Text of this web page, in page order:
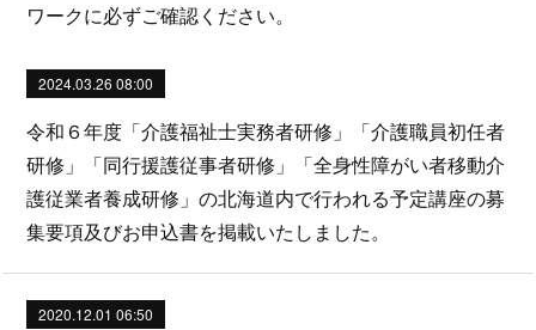
ワークに必ずご確認ください。
2024.03.26 08:00
令和６年度「介護福祉士実務者研修」「介護職員初任者
研修」「同行援護従事者研修」「全身性障がい者移動介
護従業者養成研修」の北海道内で行われる予定講座の募
集要項及びお申込書を掲載いたしました。
2020.12.01 06:50